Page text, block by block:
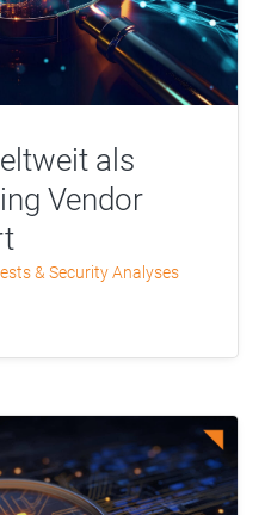
als
Vendor
& Security Analyses